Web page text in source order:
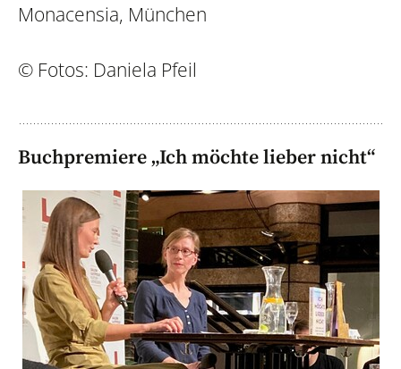
Monacensia, München
© Fotos: Daniela Pfeil
Buchpremiere „Ich möchte lieber nicht“